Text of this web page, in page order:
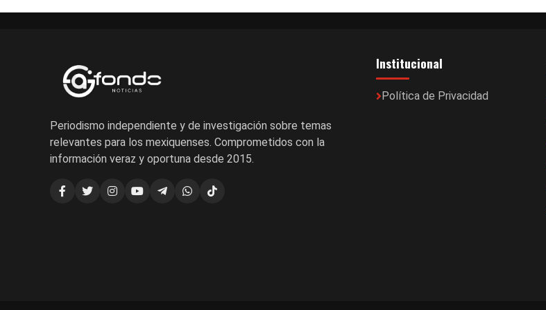
Periodismo independiente y de investigación sobre temas
relevantes para los mexiquenses. Comprometidos con la
información veraz y oportuna desde 2015.
Institucional
Política de Privacidad